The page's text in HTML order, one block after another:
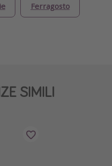
Ferragosto
SIMILI